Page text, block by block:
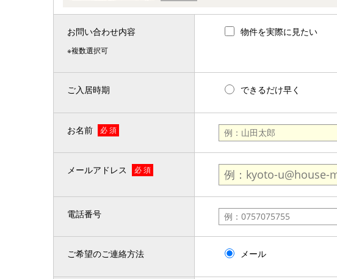
お問い合わせ内容
※複数選択可
物件を実際に見たい
ご入居時期 できるだけ早く
お名前 必 須
メールアドレス 必 須
電話番号
ご希望のご連絡方法 メール